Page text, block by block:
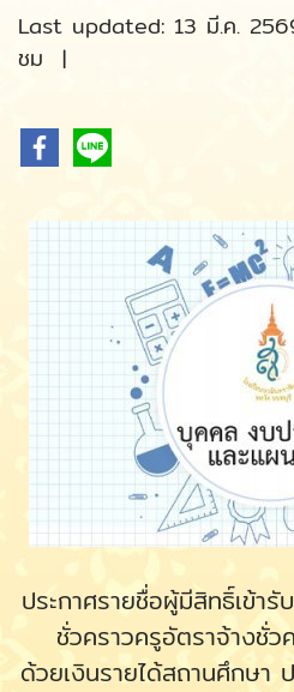
Last updated: 13 มี.ค.
ชม |
ประกาศรายชื่อผู้มีสิทธิ์เข้า
ชั่วคราวครูอัตราจ้างชั่
ด้วยเงินรายได้สถานศึกษา